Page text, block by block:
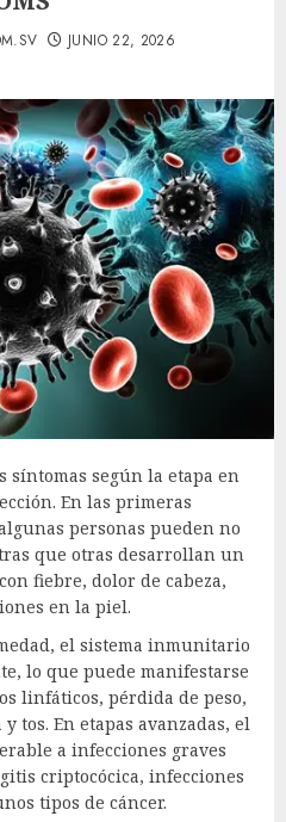
JUNIO 22, 2026
síntomas según la etapa en
En las primeras
personas pueden no
que otras desarrollan un
fiebre, dolor de cabeza,
en la piel.
el sistema inmunitario
lo que puede manifestarse
linfáticos, pérdida de peso,
tos. En etapas avanzadas, el
a infecciones graves
criptocócica, infecciones
tipos de cáncer.